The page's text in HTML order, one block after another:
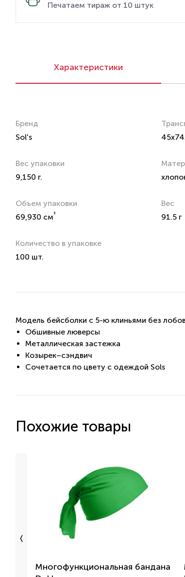
Печатаем тираж от 10 штук
Характеристики
Бренд
Sol's
Вес упаковки
9,150 г.
Объем упаковки
69,930 см³
Вес
91.5 г
Количество в упаковке
100 шт.
Модель бейсболки с 5-ю клиньями без
Обшивные люверсы
Металлическая застежка
Козырек–сэндвич
Сочетается по цвету с одеждой Sols
Похожие товары
Многофункциональная бандана